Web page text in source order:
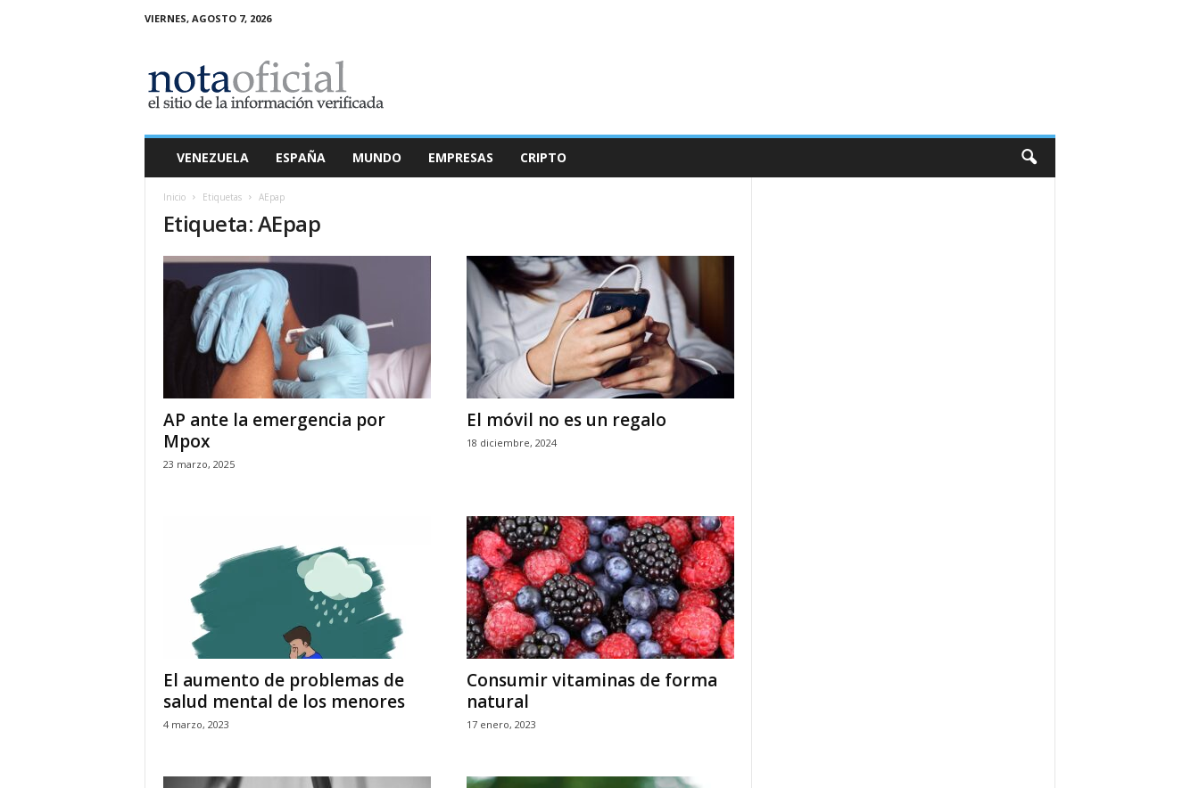
VIERNES, AGOSTO 7, 2026
a
O
VENEZUELA ESPAÑA MUNDO EMPRESAS CRIPTO
Inicio Etiquetas AEpap
Etiqueta: AEpap
AP ante la emergencia por
Mpox
23 marzo, 2025
El móvil no es un regalo
18 diciembre, 2024
El aumento de problemas de
salud mental de los menores
4 marzo, 2023
Consumir vitaminas de forma
natural
17 enero, 2023